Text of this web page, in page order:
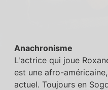
Anachronisme
L'actrice qui joue
est une afro-
actuel. Toujours en